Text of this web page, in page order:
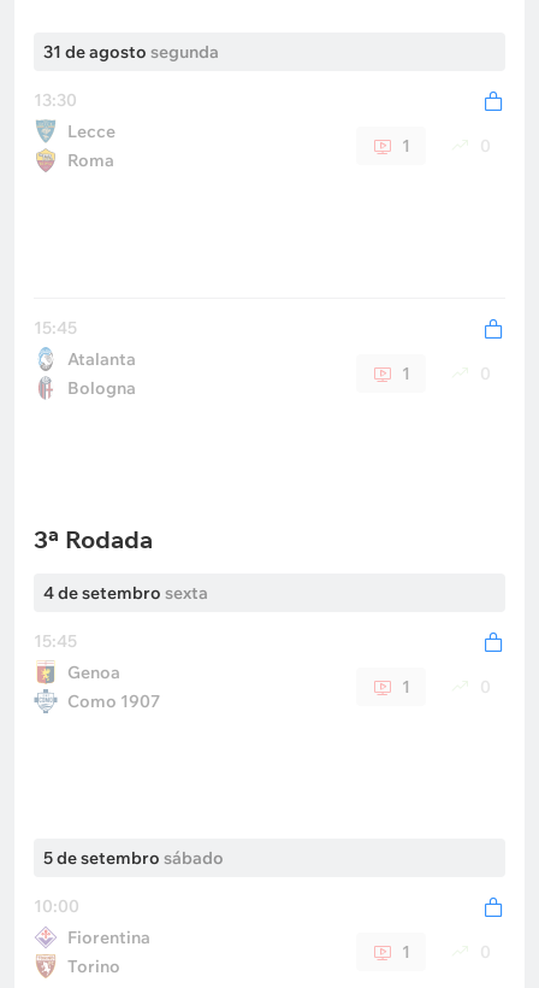
31 de agosto segunda
13:30
Lecce
Roma
1 0
15:45
Atalanta
Bologna
1 0
3ª Rodada
4 de setembro sexta
15:45
Genoa
Como 1907
1 0
5 de setembro sábado
10:00
Fiorentina
Torino
1 0